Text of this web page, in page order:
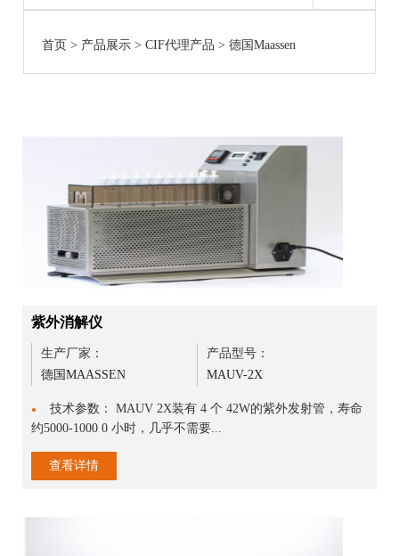
首页> 产品展示> CIF代理产品 > 德国Maassen
紫外消解仪
生产厂家：
德国MAASSEN
产品型号：
MAUV-2X
●
技术参数： MAUV 2X装有 4 个 42W的紫外发射管，寿命
约5000-1000 0 小时，几乎不需要...
查看详情